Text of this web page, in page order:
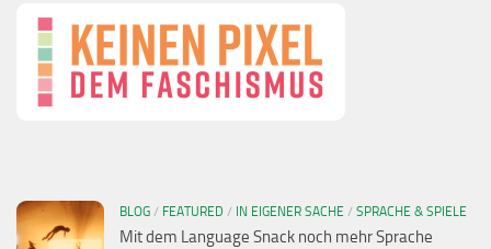
BLOG / FEATURED / IN EIGENER SACHE / SPRACHE & SPIELE
Mit dem Language Snack noch mehr Sprache